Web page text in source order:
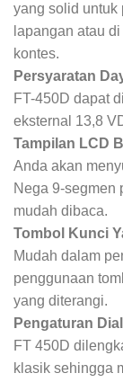
yang solid untuk
lapangan atau
kontes.
Persyaratan
FT-450D dapat
eksternal 13,8
Tampilan LCD
Anda akan
Nega 9-segmen
mudah dibaca.
Tombol Kunci
Mudah dalam
penggunaan
yang diterangi.
Pengaturan
FT 450D
klasik sehingga